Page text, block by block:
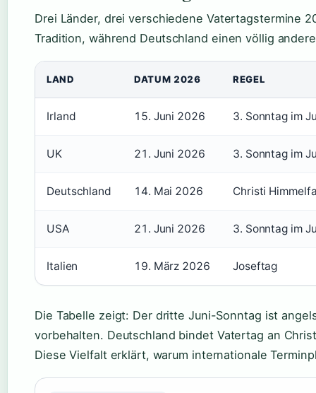
Drei Länder, drei verschiedene Vatertagstermine
Tradition, während Deutschland einen völlig
LAND DATUM 2026 REGEL
Irland 15. Juni 2026 3. Sonntag im
UK 21. Juni 2026 3. Sonntag im
Deutschland 14. Mai 2026 Christi
USA 21. Juni 2026 3. Sonntag im
Italien 19. März 2026 Joseftag
Die Tabelle zeigt: Der dritte Juni-Sonntag ist
vorbehalten. Deutschland bindet Vatertag an
Diese Vielfalt erklärt, warum internationale